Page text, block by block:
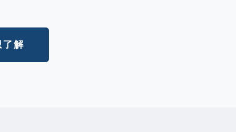
了解